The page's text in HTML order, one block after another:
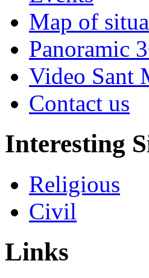
Map of
Panoramic
Video Sant
Contact us
Interesting
Religious
Civil
Links